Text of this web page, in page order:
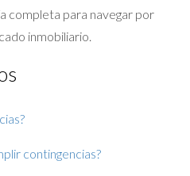
completa para navegar por
inmobiliario.
contingencias?